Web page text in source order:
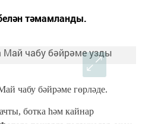
тәмамланды.
чабу бәйрәме гөрләде.
ботка һәм кайнар